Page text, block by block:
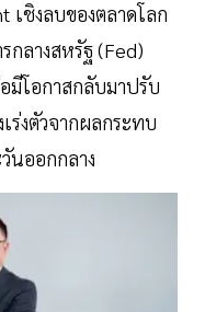
เชิงลบของตลาดโลก
กลางสหรัฐ (Fed)
มีโอกาสกลับมาปรับ
ร่งตัวจากผลกระทบ
นออกกลาง